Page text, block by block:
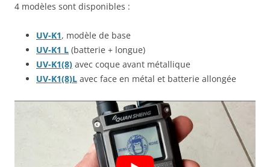
4 modèles sont disponibles :
UV-K1, modèle de base
UV-K1 L (batterie + longue)
UV-K1(8) avec coque avant métallique
UV-K1(8)L avec face en métal et batterie allongée